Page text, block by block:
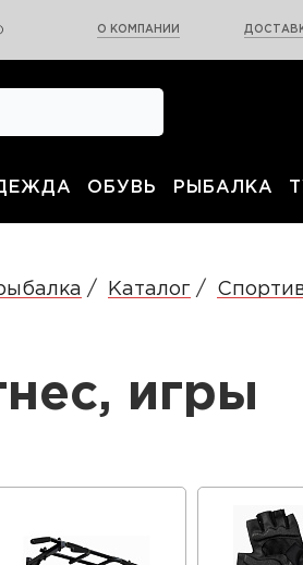
О КОМПАНИИ
ОБУВЬ РЫБАЛКА
Каталог
игры